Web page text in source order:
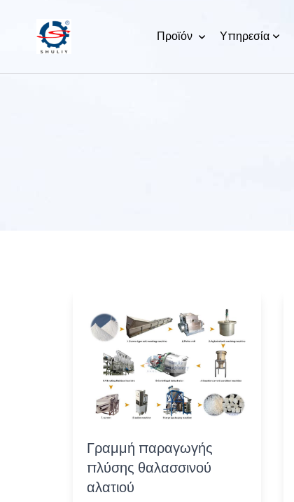
Προϊόν Υπηρεσία
Γραμμή παραγωγής
πλύσης θαλασσινού
αλατιού